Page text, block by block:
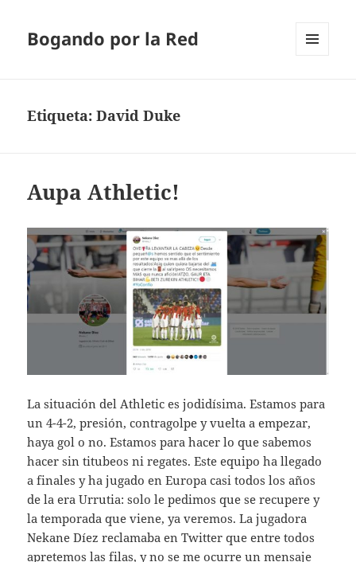
Bogando por la Red
Etiqueta:David Duke
Aupa Athletic!
La situación del Athletic es jodidísima. Estamos para
un 4-4-2, presión, contragolpe y vuelta a empezar,
haya gol o no. Estamos para hacer lo que sabemos
hacer sin titubeos ni regates. Este equipo ha llegado
a finales y ha jugado en Europa casi todos los años
de la era Urrutia: solo le pedimos que se recupere y
la temporada que viene, ya veremos. La jugadora
Nekane Díez reclamaba en Twitter que entre todos
apretemos las filas, y no se me ocurre un mensaje